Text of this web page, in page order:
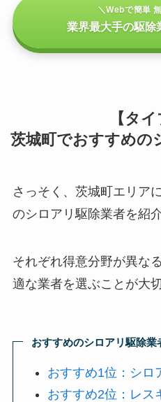
＼Webで簡単
業界最大手の駆除
【タイ
茨城町でおすすめの
さっそく、茨城町エリア
のシロアリ駆除業者を紹
それぞれ得意分野が異な
適な業者を選ぶことが大切
おすすめのシロアリ駆除業
おすすめ1位：シロ
おすすめ2位：レス